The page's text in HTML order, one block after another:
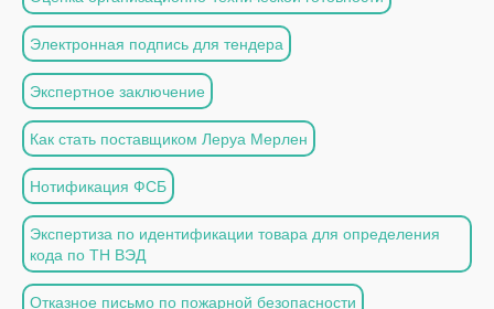
Электронная подпись для тендера
Экспертное заключение
Как стать поставщиком Леруа Мерлен
Нотификация ФСБ
Экспертиза по идентификации товара для определения
кода по ТН ВЭД
Отказное письмо по пожарной безопасности